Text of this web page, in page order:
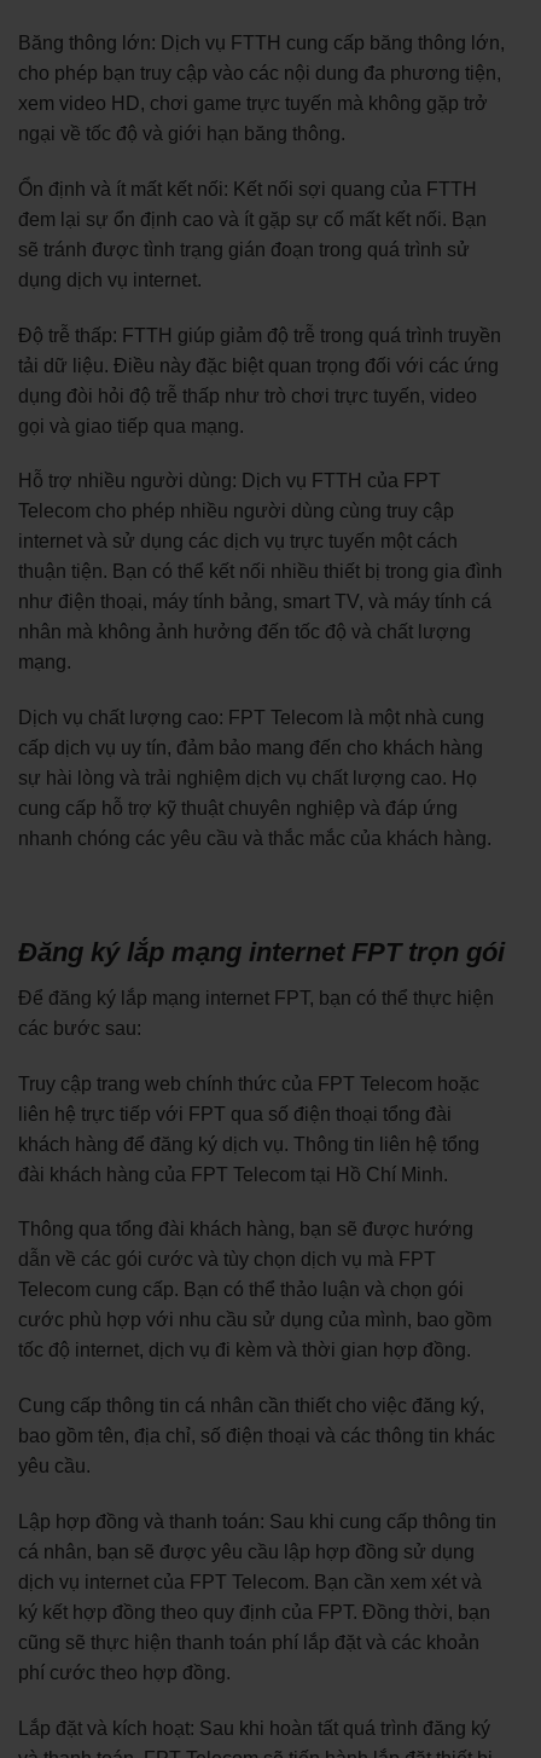
Băng thông lớn: Dịch vụ FTTH cung cấp băng thông lớn,
cho phép bạn truy cập vào các nội dung đa phương tiện,
xem video HD, chơi game trực tuyến mà không gặp trở
ngại về tốc độ và giới hạn băng thông.
Ổn định và ít mất kết nối: Kết nối sợi quang của FTTH
đem lại sự ổn định cao và ít gặp sự cố mất kết nối. Bạn
sẽ tránh được tình trạng gián đoạn trong quá trình sử
dụng dịch vụ internet.
Độ trễ thấp: FTTH giúp giảm độ trễ trong quá trình truyền
tải dữ liệu. Điều này đặc biệt quan trọng đối với các ứng
dụng đòi hỏi độ trễ thấp như trò chơi trực tuyến, video
gọi và giao tiếp qua mạng.
Hỗ trợ nhiều người dùng: Dịch vụ FTTH của FPT
Telecom cho phép nhiều người dùng cùng truy cập
internet và sử dụng các dịch vụ trực tuyến một cách
thuận tiện. Bạn có thể kết nối nhiều thiết bị trong gia đình
như điện thoại, máy tính bảng, smart TV, và máy tính cá
nhân mà không ảnh hưởng đến tốc độ và chất lượng
mạng.
Dịch vụ chất lượng cao: FPT Telecom là một nhà cung
cấp dịch vụ uy tín, đảm bảo mang đến cho khách hàng
sự hài lòng và trải nghiệm dịch vụ chất lượng cao. Họ
cung cấp hỗ trợ kỹ thuật chuyên nghiệp và đáp ứng
nhanh chóng các yêu cầu và thắc mắc của khách hàng.
Đăng ký lắp mạng internet FPT trọn gói
Để đăng ký lắp mạng internet FPT, bạn có thể thực hiện
các bước sau:
Truy cập trang web chính thức của FPT Telecom hoặc
liên hệ trực tiếp với FPT qua số điện thoại tổng đài
khách hàng để đăng ký dịch vụ. Thông tin liên hệ tổng
đài khách hàng của FPT Telecom tại Hồ Chí Minh.
Thông qua tổng đài khách hàng, bạn sẽ được hướng
dẫn về các gói cước và tùy chọn dịch vụ mà FPT
Telecom cung cấp. Bạn có thể thảo luận và chọn gói
cước phù hợp với nhu cầu sử dụng của mình, bao gồm
tốc độ internet, dịch vụ đi kèm và thời gian hợp đồng.
Cung cấp thông tin cá nhân cần thiết cho việc đăng ký,
bao gồm tên, địa chỉ, số điện thoại và các thông tin khác
yêu cầu.
Lập hợp đồng và thanh toán: Sau khi cung cấp thông tin
cá nhân, bạn sẽ được yêu cầu lập hợp đồng sử dụng
dịch vụ internet của FPT Telecom. Bạn cần xem xét và
ký kết hợp đồng theo quy định của FPT. Đồng thời, bạn
cũng sẽ thực hiện thanh toán phí lắp đặt và các khoản
phí cước theo hợp đồng.
Lắp đặt và kích hoạt: Sau khi hoàn tất quá trình đăng ký